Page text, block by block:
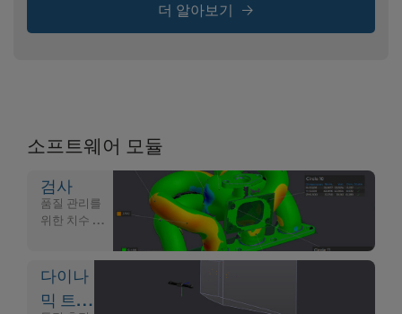
더 알아보기
소프트웨어 모듈
검사
품질 관리를
위한 치수 검
다이나
믹 트래